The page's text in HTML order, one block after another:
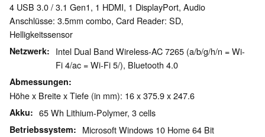
4 USB 3.0 / 3.1 Gen1, 1 HDMI, 1 DisplayPort, Audio
Anschlüsse: 3.5mm combo, Card Reader: SD,
Helligkeitssensor
Netzwerk
Intel Dual Band Wireless-AC 7265 (a/b/g/h/n = Wi-
Fi 4/ac = Wi-Fi 5/), Bluetooth 4.0
Abmessungen
Höhe x Breite x Tiefe (in mm): 16 x 375.9 x 247.6
Akku 65 Wh Lithium-Polymer, 3 cells
Betriebssystem Microsoft Windows 10 Home 64 Bit